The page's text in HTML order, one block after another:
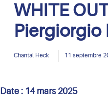
WHITE
Piergiorgio
Chantal Heck 11 septembre
Date : 14 mars 2025